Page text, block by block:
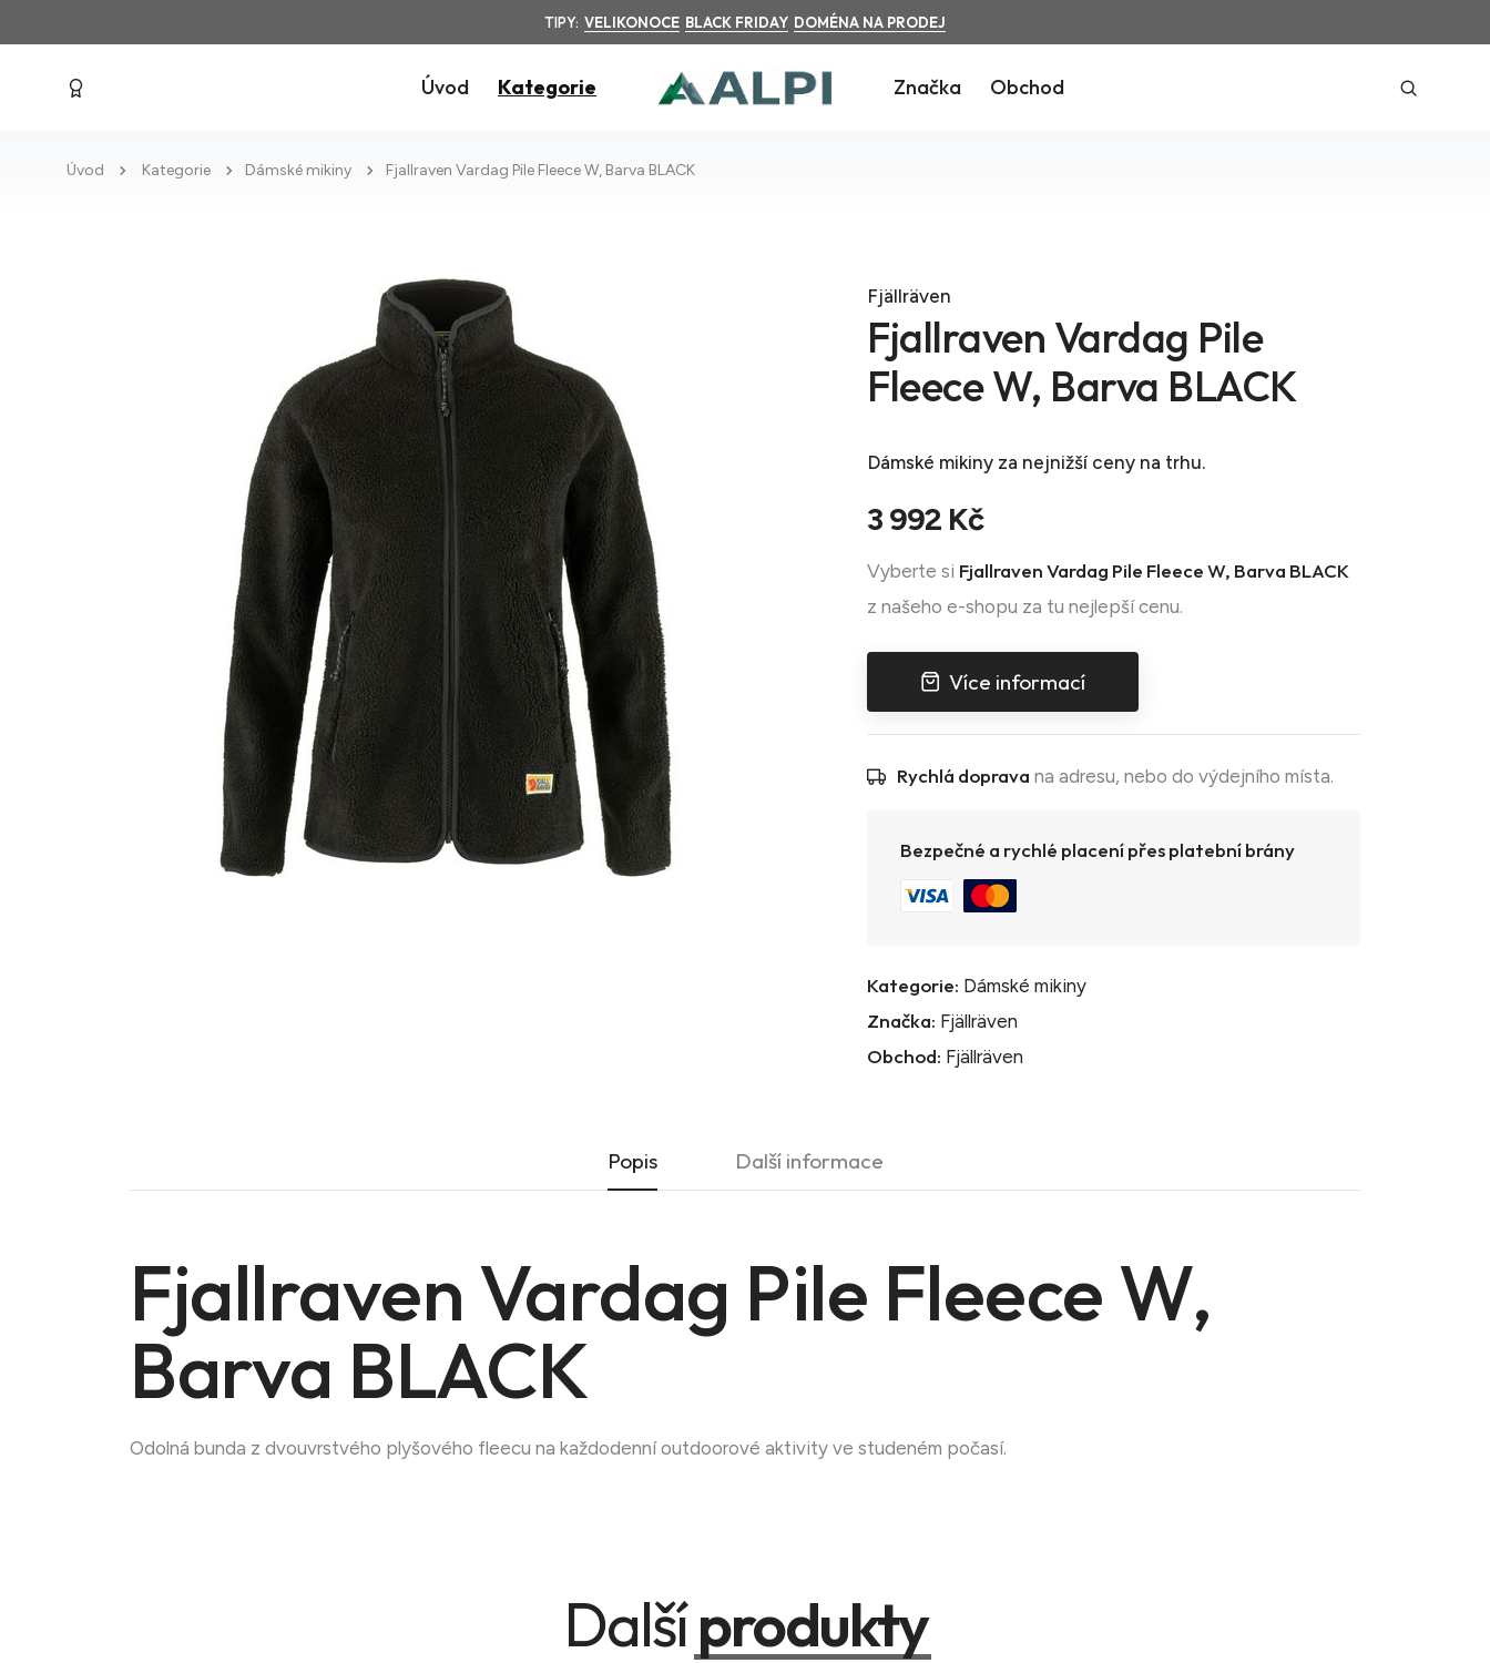
TIPY: VELIKONOCE BLACK FRIDAY DOMÉNA NA PRODEJ
Úvod Kategorie Značka Obchod
Úvod Kategorie Dámské mikiny Fjallraven Vardag Pile Fleece W, Barva BLACK
Fjällräven
Fjallraven Vardag Pile
Fleece W, Barva BLACK
Dámské mikiny za nejnižší ceny na trhu.
3 992 Kč
Vyberte si Fjallraven Vardag Pile Fleece W, Barva BLACK
z našeho e-shopu za tu nejlepší cenu.
Více informací
Rychlá doprava na adresu, nebo do výdejního místa.
Bezpečné a rychlé placení přes platební brány
Kategorie: Dámské mikiny
Značka: Fjällräven
Obchod: Fjällräven
Popis Další informace
Fjallraven Vardag Pile Fleece W,
Barva BLACK
Odolná bunda z dvouvrstvého plyšového fleecu na každodenní outdoorové aktivity ve studeném počasí.
Dalšíprodukty